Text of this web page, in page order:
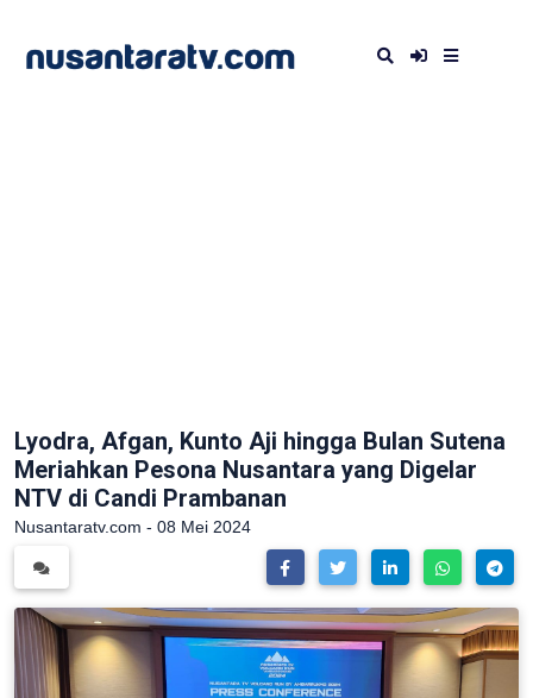
Lyodra, Afgan, Kunto Aji hingga Bulan Sutena
Meriahkan Pesona Nusantara yang Digelar
NTV di Candi Prambanan
Nusantaratv.com - 08 Mei 2024